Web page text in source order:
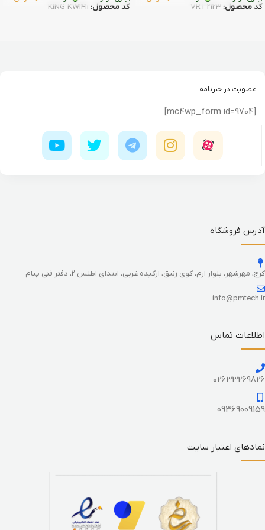
کد محصول: VRT-2123 کد محصول: KING-KW141i
عضویت در خبرنامه
[mc4wp_form id=9704]
آدرس فروشگاه
کرج، مهرشهر، بلوار ارم، کوی زنبق، ارکیده غربی، ابتدای اطلس 2، دفتر فنی پیام
info@pmtech.ir
اطلاعات تماس
02633269826
09369009159
نمادهای اعتبار سایت